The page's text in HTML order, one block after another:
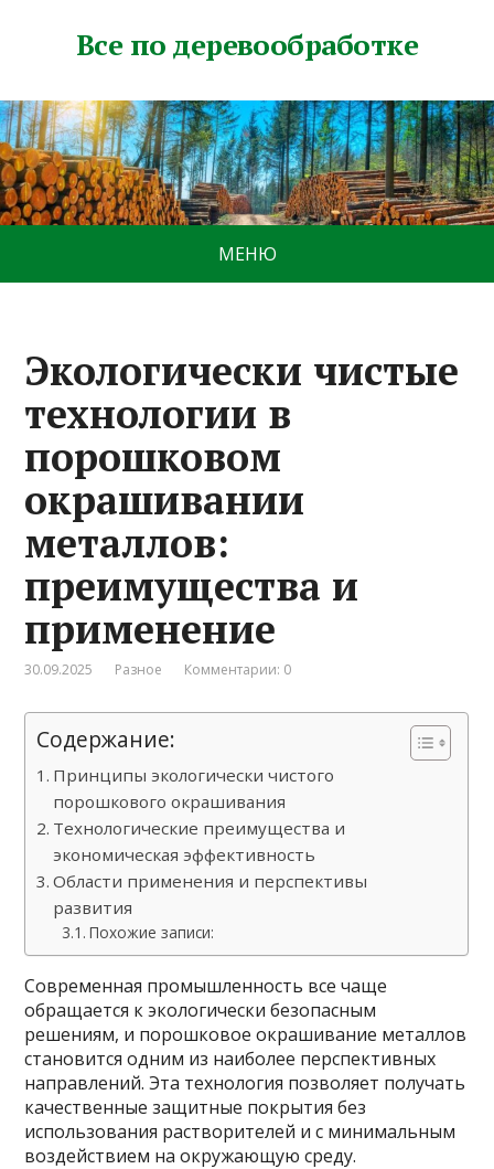
Все по деревообработке
МЕНЮ
Экологически чистые
технологии в
порошковом
окрашивании
металлов:
преимущества и
применение
30.09.2025 Разное Комментарии: 0
Содержание:
Принципы экологически чистого
порошкового окрашивания
Технологические преимущества и
экономическая эффективность
Области применения и перспективы
развития
Похожие записи:
Современная промышленность все чаще
обращается к экологически безопасным
решениям, и порошковое окрашивание металлов
становится одним из наиболее перспективных
направлений. Эта технология позволяет получать
качественные защитные покрытия без
использования растворителей и с минимальным
воздействием на окружающую среду.